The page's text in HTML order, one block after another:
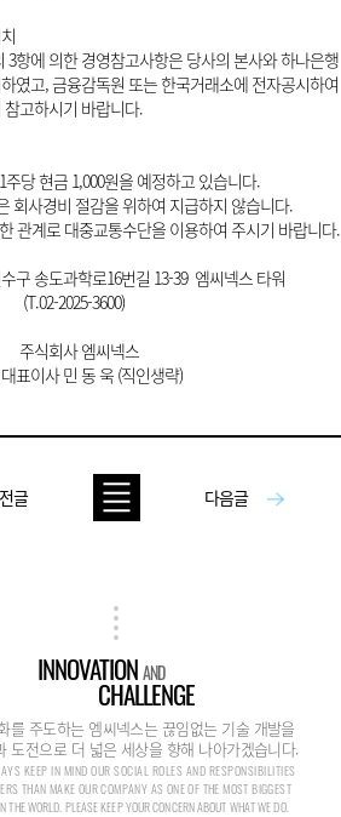
3항에 의한 경영참고사항은 당사의 본사와 하나은행
였고, 금융감독원 또는 한국거래소에 전자공시하여
고하시기 바랍니다.
당 현금 1,000원을 예정하고 있습니다.
회사경비 절감을 위하여 지급하지 않습니다.
관계로 대중교통수단을 이용하여 주시기 바랍니다.
송도과학로16번길 13-39 엠씨넥스 타워
3600)
엠씨넥스
동 욱 (직인생략)
글 다음글
INNOVATIONAND
CHALLENGE
를 주도하는 엠씨넥스는 끊임없는 기술 개발을
도전으로 더 넓은 세상을 향해 나아가겠습니다.
KEEP IN MIND OUR SOCIAL ROLES AND RESPONSIBILITIES
THAN MAKE OUR COMPANY AS ONE OF THE MOST BIGGEST
THE WORLD. PLEASE KEEP YOUR CONCERN ABOUT WHAT WE DO.